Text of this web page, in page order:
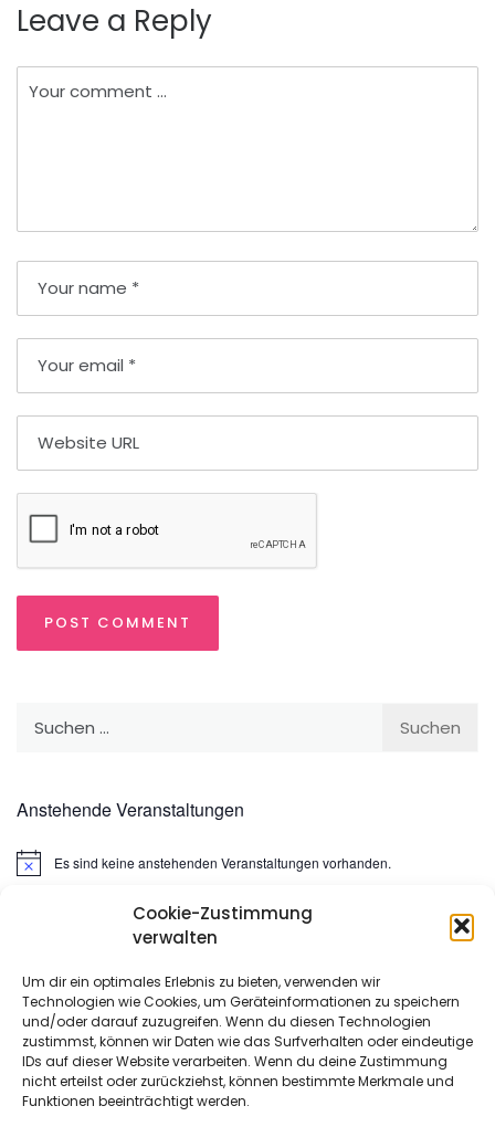
Cookie-Zustimmung
verwalten
Um dir ein optimales Erlebnis zu bieten, verwenden wir
Technologien wie Cookies, um Geräteinformationen zu speichern
und/oder darauf zuzugreifen. Wenn du diesen Technologien
zustimmst, können wir Daten wie das Surfverhalten oder eindeutige
IDs auf dieser Website verarbeiten. Wenn du deine Zustimmung
nicht erteilst oder zurückziehst, können bestimmte Merkmale und
Funktionen beeinträchtigt werden.
Leave a Reply
Anstehende Veranstaltungen
HinweisEs sind keine anstehenden Veranstaltungen vorhanden.
META
Anmelden
Eintrags-Feed